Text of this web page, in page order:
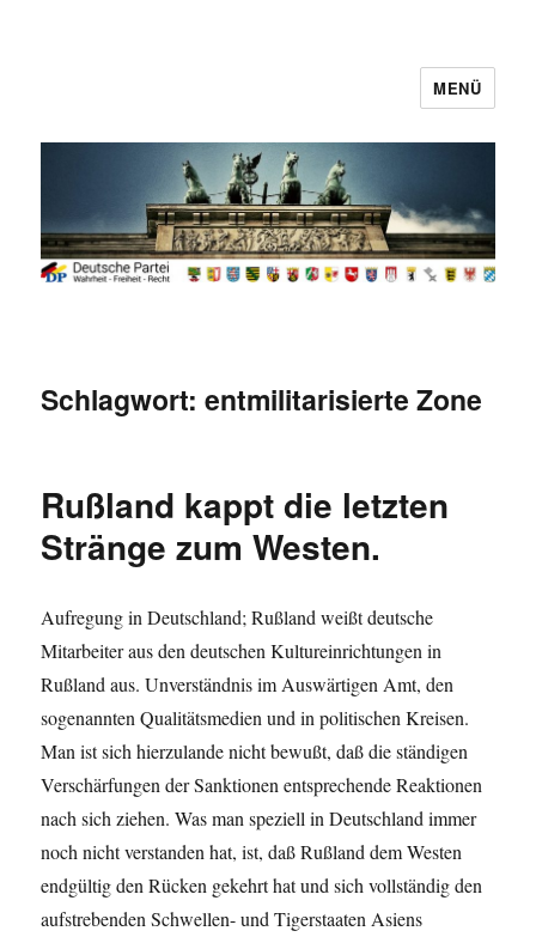
MENÜ
Schlagwort:entmilitarisierte Zone
Rußland kappt die letzten
Stränge zum Westen.
Aufregung in Deutschland; Rußland weißt deutsche
Mitarbeiter aus den deutschen Kultureinrichtungen in
Rußland aus. Unverständnis im Auswärtigen Amt, den
sogenannten Qualitätsmedien und in politischen Kreisen.
Man ist sich hierzulande nicht bewußt, daß die ständigen
Verschärfungen der Sanktionen entsprechende Reaktionen
nach sich ziehen. Was man speziell in Deutschland immer
noch nicht verstanden hat, ist, daß Rußland dem Westen
endgültig den Rücken gekehrt hat und sich vollständig den
aufstrebenden Schwellen- und Tigerstaaten Asiens